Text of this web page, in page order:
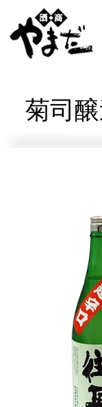
菊司